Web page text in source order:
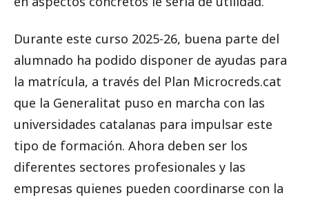
Durante este curso 2025-26, buena parte del
alumnado ha podido disponer de ayudas para
la matrícula, a través del Plan Microcreds.cat
que la Generalitat puso en marcha con las
universidades catalanas para impulsar este
tipo de formación. Ahora deben ser los
diferentes sectores profesionales y las
empresas quienes pueden coordinarse con la